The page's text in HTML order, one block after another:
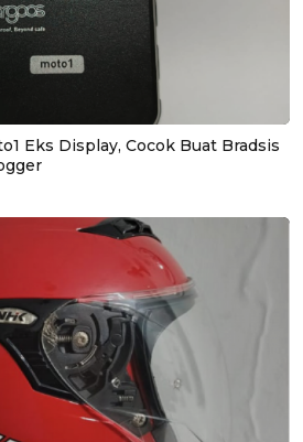
Eks Display, Cocok Buat Bradsis